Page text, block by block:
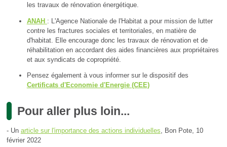
les travaux de rénovation énergétique.
ANAH : L'Agence Nationale de l'Habitat a pour mission de lutter
contre les fractures sociales et territoriales, en matière de
d'habitat. Elle encourage donc les travaux de rénovation et de
réhabilitation en accordant des aides financières aux propriétaires
et aux syndicats de copropriété.
Pensez également à vous informer sur le dispositif des
Certificats d'Economie d'Energie (CEE)
Pour aller plus loin...
- Un article sur l'importance des actions individuelles, Bon Pote, 10
février 2022